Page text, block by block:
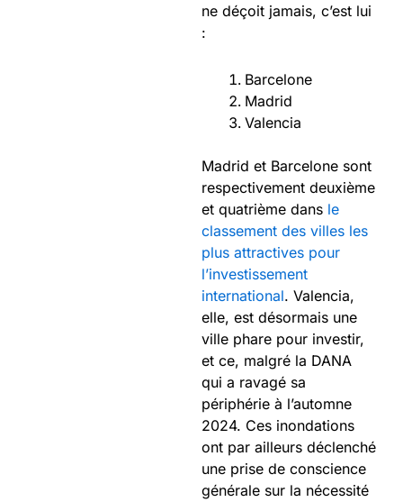
ne déçoit jamais, c’est lui
:
Barcelone
Madrid
Valencia
Madrid et Barcelone sont
respectivement deuxième
et quatrième dans le
classement des villes les
plus attractives pour
l’investissement
international. Valencia,
elle, est désormais une
ville phare pour investir,
et ce, malgré la DANA
qui a ravagé sa
périphérie à l’automne
2024. Ces inondations
ont par ailleurs déclenché
une prise de conscience
générale sur la nécessité